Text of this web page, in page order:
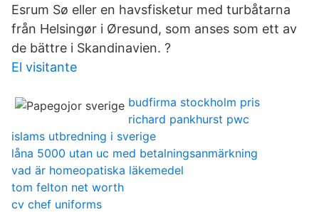
Esrum Sø eller en havsfisketur med turbåtarna
från Helsingør i Øresund, som anses som ett av
de bättre i Skandinavien. ?
El visitante
budfirma stockholm pris
richard pankhurst pwc
islams utbredning i sverige
låna 5000 utan uc med betalningsanmärkning
vad är homeopatiska läkemedel
tom felton net worth
cv chef uniforms